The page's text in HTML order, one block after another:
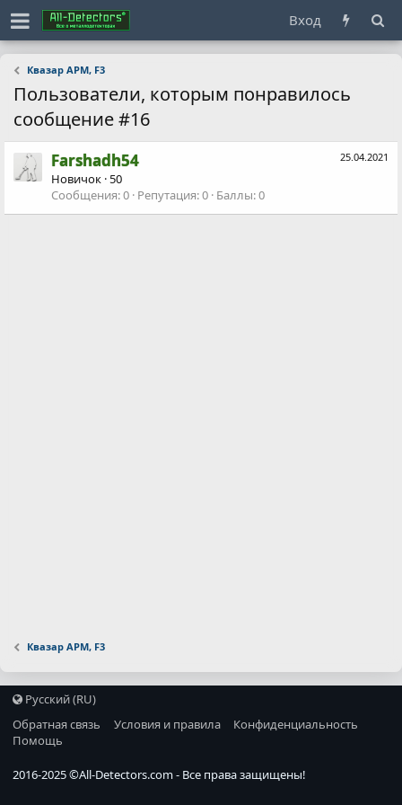
Вход
Квазар АРМ, F3
Пользователи, которым понравилось
сообщение #16
25.04.2021
Farshadh54
Новичок ·50
Сообщения 0 Репутация 0 Баллы 0
Квазар АРМ, F3
Русский (RU)
Обратная связь
Условия и правила
Конфиденциальность
Помощь
2016-2025 ©All-Detectors.com- Все права защищены!